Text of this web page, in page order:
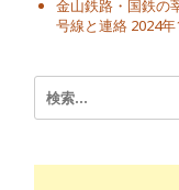
金山鉄路・国鉄の
号線と連絡 2024
検
索: